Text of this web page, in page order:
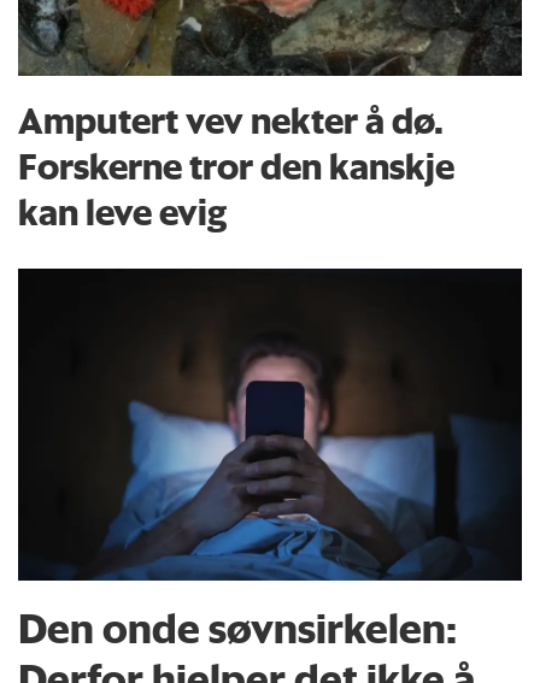
Amputert vev nekter å dø.
Forskerne tror den kanskje
kan leve evig
Den onde søvnsirkelen: